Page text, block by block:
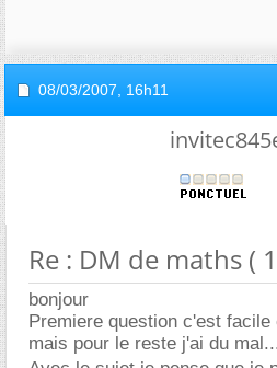
08/03/2007, 16h11
Re : DM de maths (
bonjour
Premiere question c'est
mais pour le reste j'ai du